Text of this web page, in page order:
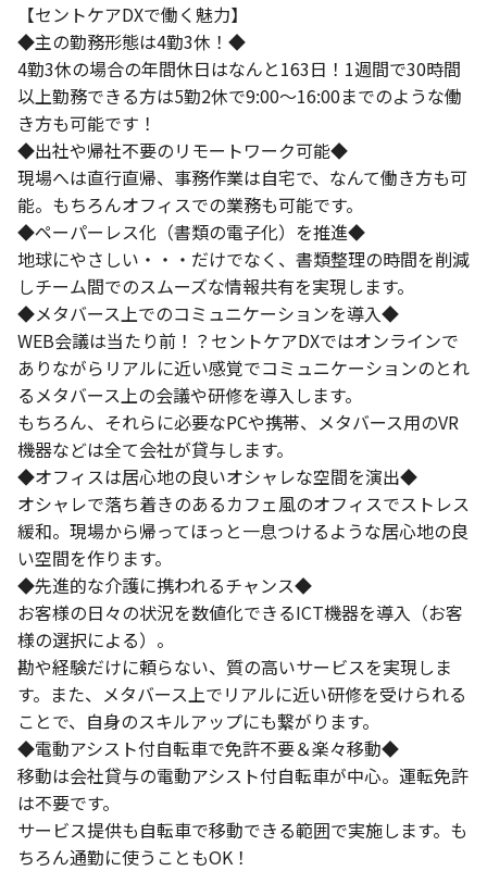
【セントケアDXで働く魅力】
◆主の勤務形態は4勤3休！◆
4勤3休の場合の年間休日はなんと163日！1週間で30時間
以上勤務できる方は5勤2休で9:00～16:00までのような働
き方も可能です！
◆出社や帰社不要のリモートワーク可能◆
現場へは直行直帰、事務作業は自宅で、なんて働き方も可
能。もちろんオフィスでの業務も可能です。
◆ペーパーレス化（書類の電子化）を推進◆
地球にやさしい・・・だけでなく、書類整理の時間を削減
しチーム間でのスムーズな情報共有を実現します。
◆メタバース上でのコミュニケーションを導入◆
WEB会議は当たり前！？セントケアDXではオンラインで
ありながらリアルに近い感覚でコミュニケーションのとれ
るメタバース上の会議や研修を導入します。
もちろん、それらに必要なPCや携帯、メタバース用のVR
機器などは全て会社が貸与します。
◆オフィスは居心地の良いオシャレな空間を演出◆
オシャレで落ち着きのあるカフェ風のオフィスでストレス
緩和。現場から帰ってほっと一息つけるような居心地の良
い空間を作ります。
◆先進的な介護に携われるチャンス◆
お客様の日々の状況を数値化できるICT機器を導入（お客
様の選択による）。
勘や経験だけに頼らない、質の高いサービスを実現しま
す。また、メタバース上でリアルに近い研修を受けられる
ことで、自身のスキルアップにも繋がります。
◆電動アシスト付自転車で免許不要＆楽々移動◆
移動は会社貸与の電動アシスト付自転車が中心。運転免許
は不要です。
サービス提供も自転車で移動できる範囲で実施します。も
ちろん通勤に使うこともOK！